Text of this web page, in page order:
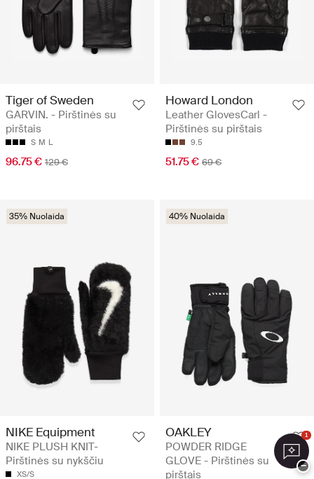
Tiger of Sweden
GARVIN. - Pirštinės su
pirštais
S M L
96.75 € 129 €
Howard London
Leather GlovesCarl -
Pirštinės su pirštais
9.5
51.75 € 69 €
35% Nuolaida
NIKE Equipment
NIKE PLUSH KNIT-
Pirštinės su nykščiu
XS/S
40% Nuolaida
OAKLEY
POWDER RIDGE
GLOVE - Pirštinės su
pirštais
1
−